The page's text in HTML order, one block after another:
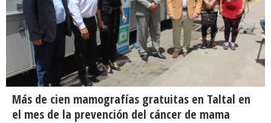
Más de cien mamografías gratuitas en Taltal en
el mes de la prevención del cáncer de mama